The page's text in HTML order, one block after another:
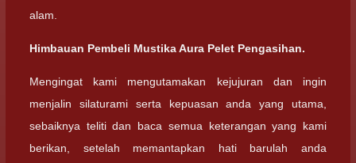
alam.
Himbauan Pembeli Mustika Aura Pelet Pengasihan.
Mengingat kami mengutamakan kejujuran dan ingin
menjalin silaturami serta kepuasan anda yang utama,
sebaiknya teliti dan baca semua keterangan yang kami
berikan, setelah memantapkan hati barulah anda